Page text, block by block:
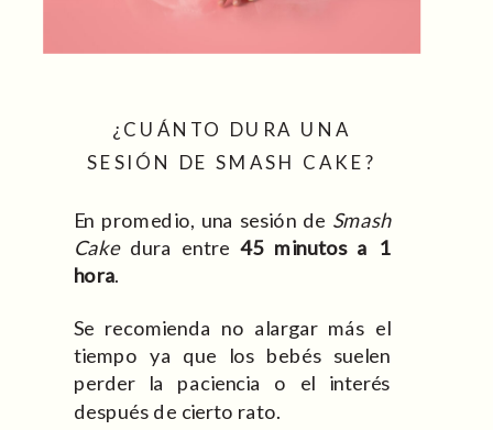
¿CUÁNTO DURA UNA
SESIÓN DE SMASH CAKE?
En promedio, una sesión de Smash
Cakedura entre 45 minutos a 1
hora.
Se recomienda no alargar más el
tiempo ya que los bebés suelen
perder la paciencia o el interés
después de cierto rato.